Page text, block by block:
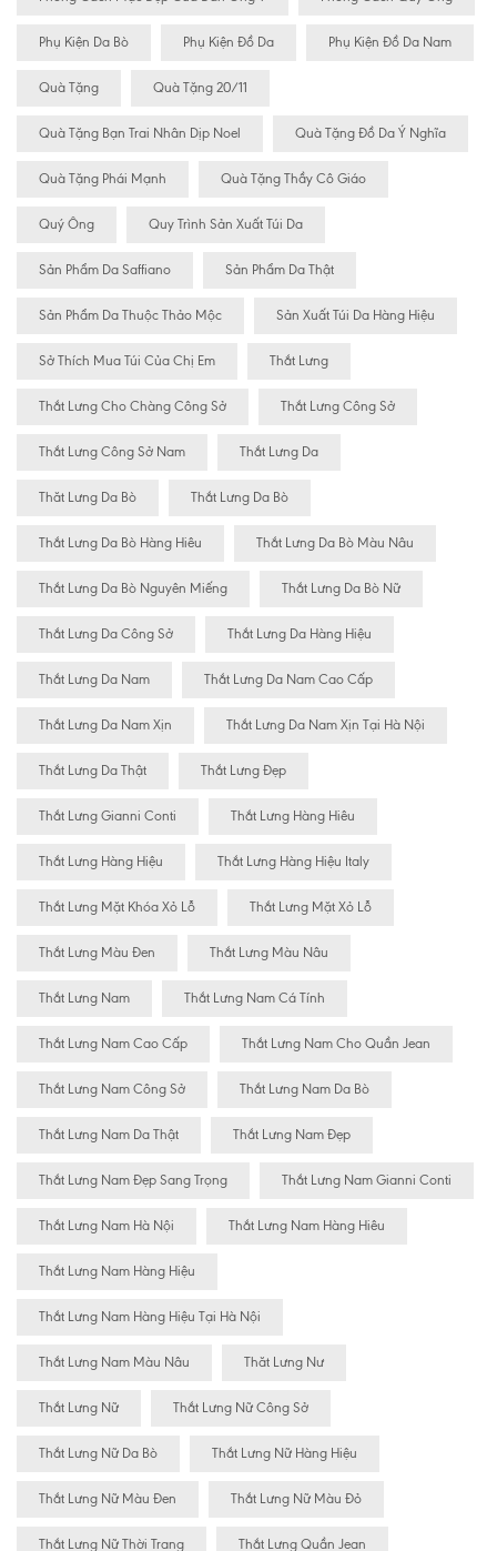
Phụ Kiện Da Bò Phụ Kiện Đồ Da Phụ Kiện Đồ Da Nam
Quà Tặng Quà Tặng 20/11
Quà Tặng Bạn Trai Nhân Dịp Noel Quà Tặng Đồ Da Ý Nghĩa
Quà Tặng Phái Mạnh Quà Tặng Thầy Cô Giáo
Quý Ông Quy Trình Sản Xuất Túi Da
Sản Phẩm Da Saffiano Sản Phẩm Da Thật
Sản Phẩm Da Thuộc Thảo Mộc Sản Xuất Túi Da Hàng Hiệu
Sở Thích Mua Túi Của Chị Em Thắt Lưng
Thắt Lưng Cho Chàng Công Sở Thắt Lưng Công Sở
Thắt Lưng Công Sở Nam Thắt Lưng Da
Thăt Lưng Da Bò Thắt Lưng Da Bò
Thắt Lưng Da Bò Hàng Hiêu Thắt Lưng Da Bò Màu Nâu
Thắt Lưng Da Bò Nguyên Miếng Thắt Lưng Da Bò Nữ
Thắt Lưng Da Công Sở Thắt Lưng Da Hàng Hiệu
Thắt Lưng Da Nam Thắt Lưng Da Nam Cao Cấp
Thắt Lưng Da Nam Xịn Thắt Lưng Da Nam Xịn Tại Hà Nội
Thắt Lưng Da Thật Thắt Lưng Đẹp
Thắt Lưng Gianni Conti Thắt Lưng Hàng Hiêu
Thắt Lưng Hàng Hiệu Thắt Lưng Hàng Hiệu Italy
Thắt Lưng Mặt Khóa Xỏ Lỗ Thắt Lưng Mặt Xỏ Lỗ
Thắt Lưng Màu Đen Thắt Lưng Màu Nâu
Thắt Lưng Nam Thắt Lưng Nam Cá Tính
Thắt Lưng Nam Cao Cấp Thắt Lưng Nam Cho Quần Jean
Thắt Lưng Nam Công Sở Thắt Lưng Nam Da Bò
Thắt Lưng Nam Da Thật Thắt Lưng Nam Đẹp
Thắt Lưng Nam Đẹp Sang Trọng Thắt Lưng Nam Gianni Conti
Thắt Lưng Nam Hà Nội Thắt Lưng Nam Hàng Hiêu
Thắt Lưng Nam Hàng Hiệu
Thắt Lưng Nam Hàng Hiệu Tại Hà Nội
Thắt Lưng Nam Màu Nâu Thăt Lưng Nư
Thắt Lưng Nữ Thắt Lưng Nữ Công Sở
Thắt Lưng Nữ Da Bò Thắt Lưng Nữ Hàng Hiệu
Thắt Lưng Nữ Màu Đen Thắt Lưng Nữ Màu Đỏ
Thắt Lưng Nữ Thời Trang Thắt Lưng Quần Jean